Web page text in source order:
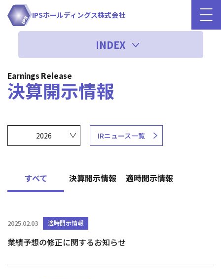
IPSホールディングス株式会社
INDEX
Earnings Release
決算開示情報
年度を選択
IRニュース一覧
すべて 決算開示情報 適時開示情報
2025.02.03 適時開示情報
業績予想の修正に関するお知らせ